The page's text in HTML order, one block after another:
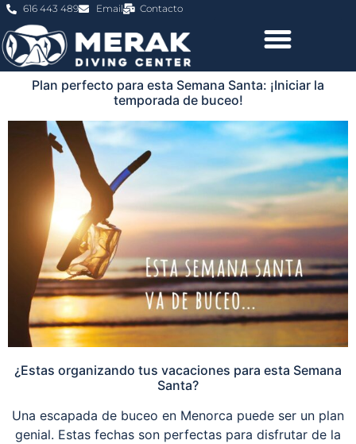
616 443 489 Email Contacto
Plan perfecto para esta Semana Santa: ¡Iniciar la
temporada de buceo!
¿Estas organizando tus vacaciones para esta Semana
Santa?
Una escapada de buceo en Menorca puede ser un plan
genial. Estas fechas son perfectas para disfrutar de la